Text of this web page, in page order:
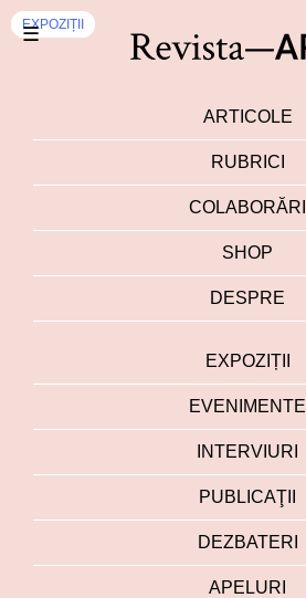
☰
ARTICOLE
RUBRICI
COLABORĂRI
SHOP
DESPRE
EXPOZIȚII
EVENIMENTE
INTERVIURI
PUBLICAŢII
DEZBATERI
APELURI
EXPOZIȚII
EXPOZIȚII
EXPOZIȚII